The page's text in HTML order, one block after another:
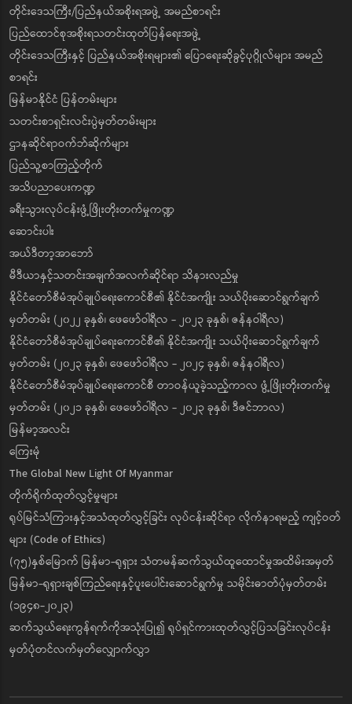
တိုင်းဒေသကြီး/ပြည်နယ်အစိုးရအဖွဲ့ အမည်စာရင်း
ပြည်ထောင်စုအစိုးရသတင်းထုတ်ပြန်ရေးအဖွဲ့
တိုင်းဒေသကြီးနှင့် ပြည်နယ်အစိုးရများ၏ ပြောရေးဆိုခွင့်ပုဂ္ဂိုလ်များ အမည်
စာရင်း
မြန်မာနိုင်ငံ ပြန်တမ်းများ
သတင်းစာရှင်းလင်းပွဲမှတ်တမ်းများ
ဌာနဆိုင်ရာဝက်ဘ်ဆိုက်များ
ပြည်သူ့စာကြည့်တိုက်
အသိပညာပေးကဏ္ဍ
ခရီးသွားလုပ်ငန်းဖွံ့ဖြိုးတိုးတက်မှုကဏ္ဍ
ဆောင်းပါး
အယ်ဒီတာ့အာဘော်
မီဒီယာနှင့်သတင်းအချက်အလက်ဆိုင်ရာ သိနားလည်မှု
နိုင်ငံတော်စီမံအုပ်ချုပ်ရေးကောင်စီ၏ နိုင်ငံအကျိုး သယ်ပိုးဆောင်ရွက်ချက်
မှတ်တမ်း (၂၀၂၂ ခုနှစ်၊ ဖေဖော်ဝါရီလ - ၂၀၂၃ ခုနှစ်၊ ဇန်နဝါရီလ)
နိုင်ငံတော်စီမံအုပ်ချုပ်ရေးကောင်စီ၏ နိုင်ငံအကျိုး သယ်ပိုးဆောင်ရွက်ချက်
မှတ်တမ်း (၂၀၂၃ ခုနှစ်၊ ဖေဖော်ဝါရီလ - ၂၀၂၄ ခုနှစ်၊ ဇန်နဝါရီလ)
နိုင်ငံတော်စီမံအုပ်ချုပ်ရေးကောင်စီ တာဝန်ယူခဲ့သည့်ကာလ ဖွံ့ဖြိုးတိုးတက်မှု
မှတ်တမ်း (၂၀၂၁ ခုနှစ်၊ ဖေဖော်ဝါရီလ - ၂၀၂၃ ခုနှစ်၊ ဒီဇင်ဘာလ)
မြန်မာ့အလင်း
ကြေးမုံ
The Global New Light Of Myanmar
တိုက်ရိုက်ထုတ်လွှင့်မှုများ
ရုပ်မြင်သံကြားနှင့်အသံထုတ်လွှင့်ခြင်း လုပ်ငန်းဆိုင်ရာ လိုက်နာရမည့် ကျင့်ဝတ်
များ (Code of Ethics)
(၇၅)နှစ်မြောက် မြန်မာ-ရုရှား သံတမန်ဆက်သွယ်ထူထောင်မှုအထိမ်းအမှတ်
မြန်မာ-ရုရှားချစ်ကြည်ရေးနှင့်ပူးပေါင်းဆောင်ရွက်မှု သမိုင်းဓာတ်ပုံမှတ်တမ်း
(၁၉၄၈-၂၀၂၃)
ဆက်သွယ်ရေးကွန်ရက်ကိုအသုံးပြု၍ ရုပ်ရှင်ကားထုတ်လွှင့်ပြသခြင်းလုပ်ငန်း
မှတ်ပုံတင်လက်မှတ်လျှောက်လွှာ